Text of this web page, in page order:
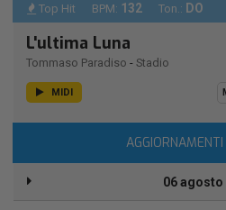
Top Hit BPM: 132 Ton.: DO
L'ultima Luna
Tommaso Paradiso - Stadio
MIDI
AGGIORNAMENTI
06 agosto